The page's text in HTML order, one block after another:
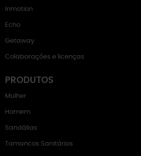
Inmotion
Echo
Getaway
Colaborações e licenças
PRODUTOS
Mulher
Homem
Sandálias
Tamancos Sanitários